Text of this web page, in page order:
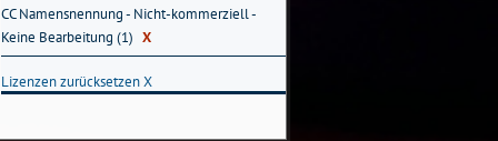
CC Namensnennung - Nicht-kommerziell -
Keine Bearbeitung (1) X
Lizenzen zurücksetzenX